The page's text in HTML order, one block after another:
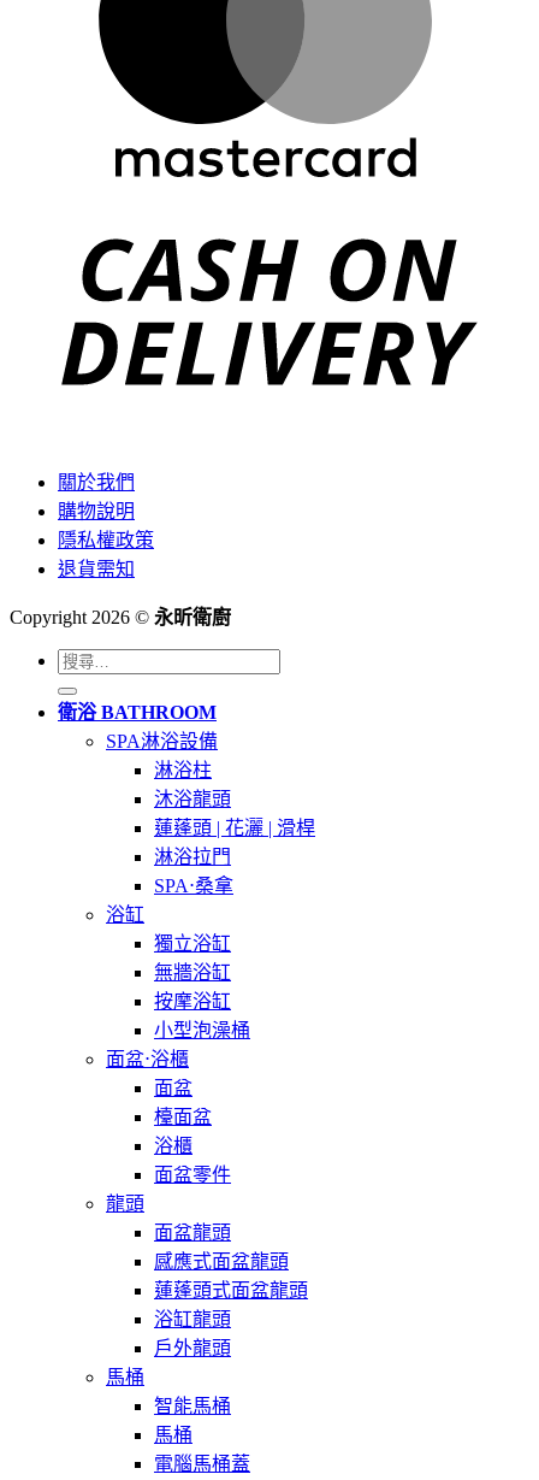
關於我們
購物說明
隱私權政策
退貨需知
Copyright 2026 © 永昕衛廚
搜
尋
關
衛浴 BATHROOM
SPA淋浴設備
淋浴柱
沐浴龍頭
蓮蓬頭 | 花灑 | 滑桿
淋浴拉門
SPA⋅桑拿
浴缸
獨立浴缸
無牆浴缸
按摩浴缸
小型泡澡桶
面盆⋅浴櫃
面盆
檯面盆
浴櫃
面盆零件
龍頭
面盆龍頭
感應式面盆龍頭
蓮蓬頭式面盆龍頭
浴缸龍頭
戶外龍頭
馬桶
智能馬桶
馬桶
電腦馬桶蓋